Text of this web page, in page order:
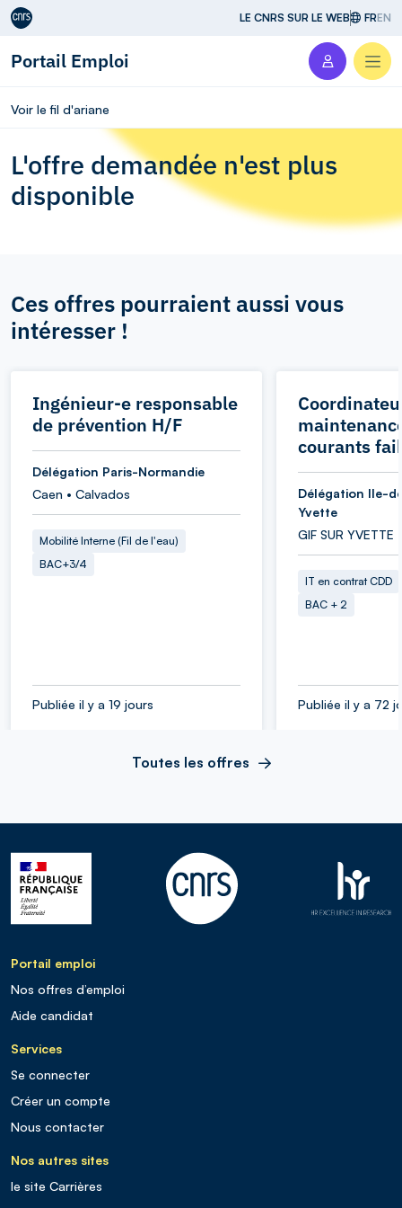
Aller au contenu LE CNRS SUR LE WEB FREN
Portail Emploi
Voir le fil d'ariane
L'offre demandée n'est plus
disponible
Ces offres pourraient aussi vous
intéresser !
Ingénieur-e responsable
de prévention H/F
Délégation Paris-Normandie
Caen • Calvados
Mobilité Interne (Fil de l'eau)
BAC+3/4
Publiée il y a 19 jours
courants
Délégation Ile-
Yvette
GIF SUR YVETTE
IT en contrat CDD
BAC + 2
Publiée il y a 72
Toutes les offres
Portail emploi
Nos offres d’emploi
Aide candidat
Services
Se connecter
Créer un compte
Nous contacter
Nos autres sites
le site Carrières